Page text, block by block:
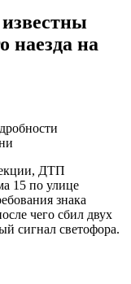
наезда на
ДТП
15 по улице
знака
чего сбил двух
сигнал светофора.